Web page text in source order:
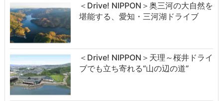
＜Drive! NIPPON＞奥三河の大自然を
堪能する、愛知・三河湖ドライブ
＜Drive! NIPPON＞天理～桜井ドライ
ブでも立ち寄れる“山の辺の道”